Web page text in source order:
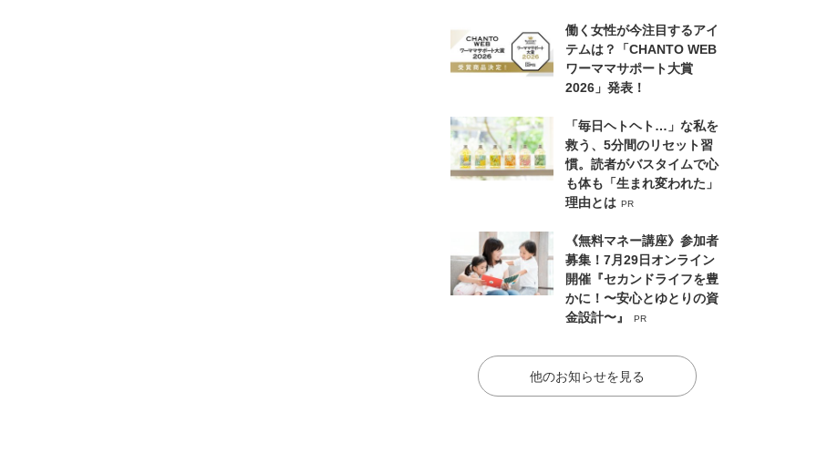
働く女性が今注目するアイ
テムは？「CHANTO WEB
ワーママサポート大賞
2026」発表！
「毎日ヘトヘト…」な私を
救う、5分間のリセット習
慣。読者がバスタイムで心
も体も「生まれ変われた」
理由とは PR
《無料マネー講座》参加者
募集！7月29日オンライン
開催『セカンドライフを豊
かに！〜安心とゆとりの資
金設計〜』
PR
他のお知らせを見る